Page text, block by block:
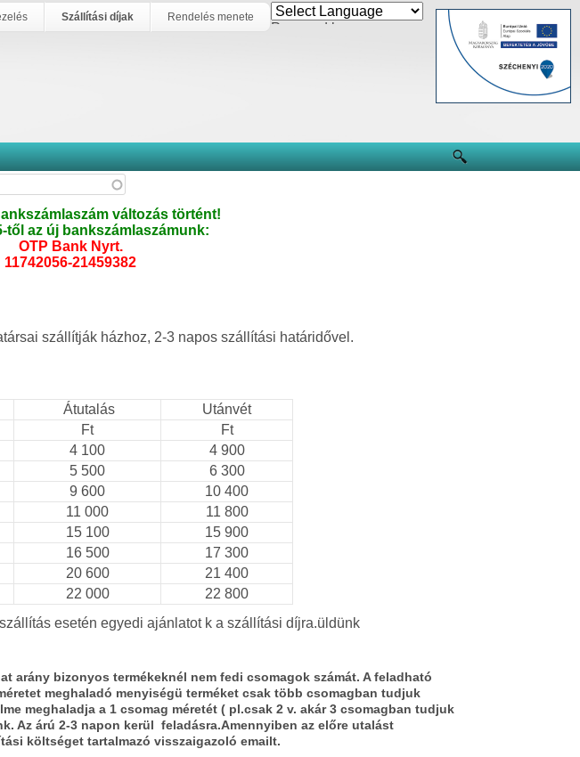
Szállítási díjak Rendelés menete
Powered by
változás történt!
től az új bankszámlaszámunk:
OTP Bank Nyrt.
11742056-21459382
szállítják házhoz, 2-3 napos szállítási határidővel.
Átutalás
Utánvét
Ft
Ft
4 100
4 900
5 500
6 300
9 600
10 400
11 000
11 800
15 100
15 900
16 500
17 300
20 600
21 400
22 000
22 800
esetén egyedi ajánlatot k a szállítási díjra.üldünk
arány bizonyos termékeknél nem fedi csomagok számát. A feladható
meghaladó menyiségü terméket csak több csomagban tudjuk
meghaladja a 1 csomag méretét ( pl.csak 2 v. akár 3 csomagban tudjuk
Az árú 2-3 napon kerül feladásra.Amennyiben az előre utalást
költséget tartalmazó visszaigazoló emailt.